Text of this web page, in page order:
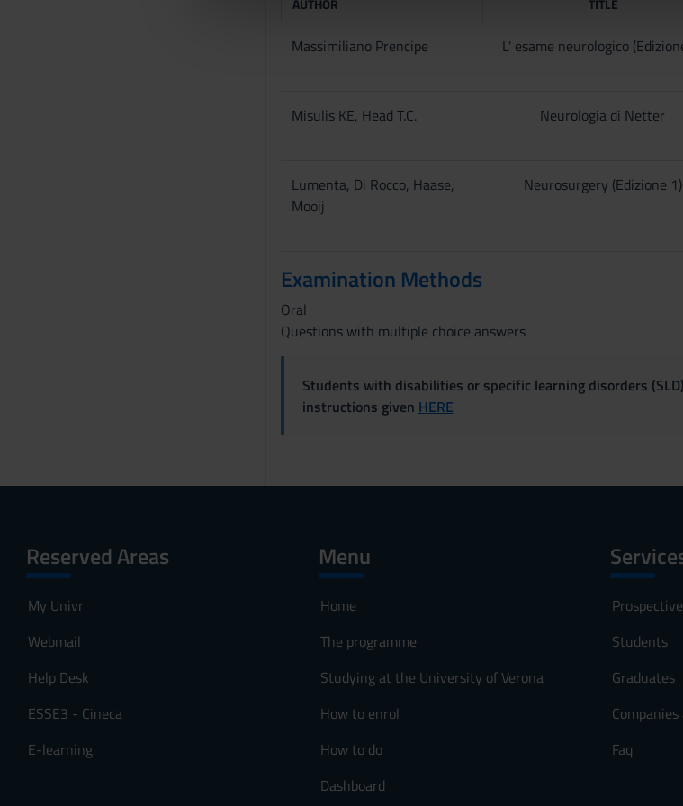
AUTHOR TITLE
Massimiliano Prencipe L' esame neurologico
Misulis KE, Head T.C. Neurologia di Netter
Lumenta, Di Rocco, Haase,
Mooij
Neurosurgery (Edizione 1)
Examination Methods
Oral
Questions with multiple choice answers
Students with disabilities or specific learning disorders
instructions given HERE
Reserved Areas
My Univr
Webmail
Help Desk
ESSE3 - Cineca
E-learning
Menu
Home
The programme
Studying at the University of Verona
How to enrol
How to do
Dashboard
Students
Graduates
Faq